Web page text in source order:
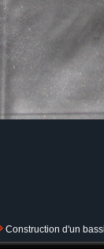
Construction d'un